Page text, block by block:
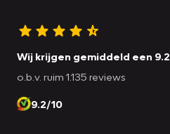
Wij krijgen gemiddeld een 9.2
o.b.v. ruim 1.135 reviews
9.2/10